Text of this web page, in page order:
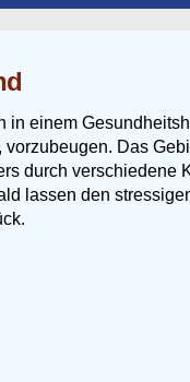
in einem
Das
durch verschiedene
lassen den